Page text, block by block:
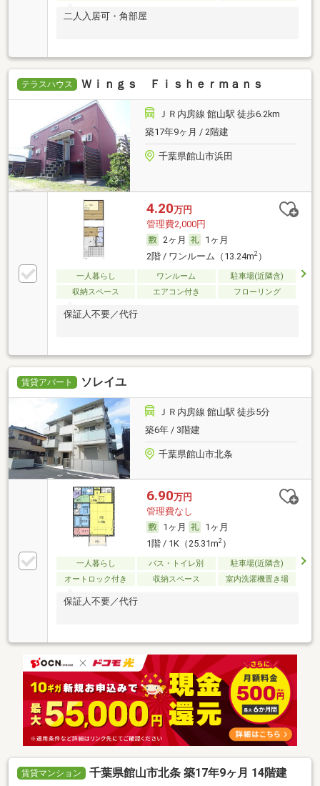
二人入居可・角部屋
テラスハウス Ｗｉｎｇｓ Ｆｉｓｈｅｒｍａｎｓ
ＪＲ内房線 館山駅 徒歩6.2km
築17年9ヶ月 / 2階建
千葉県館山市浜田
4.20万円
管理費2,000円
2ヶ月
1ヶ月
2階 / ワンルーム（13.24m2）
一人暮らし ワンルーム
駐車場(近隣含)
収納スペース
エアコン付き フローリング
保証人不要／代行
賃貸アパート ソレイユ
ＪＲ内房線 館山駅 徒歩5分
築6年 / 3階建
千葉県館山市北条
6.90万円
管理費なし
1ヶ月
1ヶ月
1階 / 1K（25.31m2）
一人暮らし バス・トイレ別
駐車場(近隣含)
オートロック付き
収納スペース 室内洗濯機置き場
保証人不要／代行
賃貸マンション 千葉県館山市北条 築17年9ヶ月 14階建